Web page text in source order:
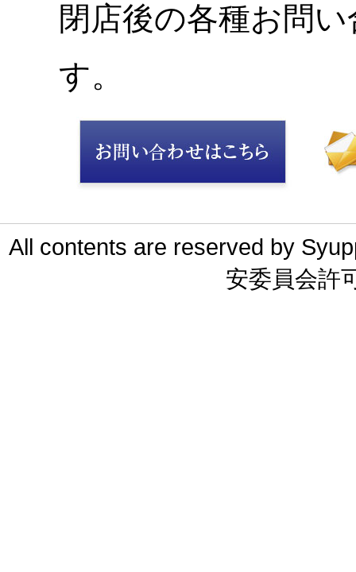
閉店後の各種お問
す。
All contents are reserved by
安委員会許